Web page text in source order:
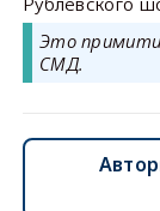
Это
СМД.